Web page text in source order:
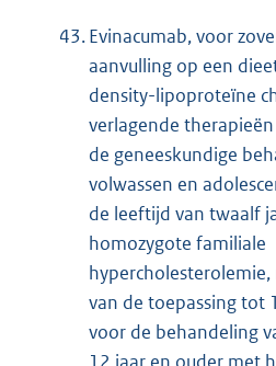
43.Evinacumab, voor
aanvulling op een
density-lipoproteïne
verlagende
de geneeskundige
volwassen en
de leeftijd van twaalf
homozygote familiale
van de toepassing tot
voor de behandeling
12 jaar en ouder met